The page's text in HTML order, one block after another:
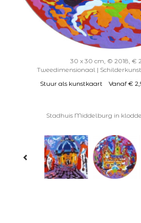
30 x 30 cm, © 2018, €
Tweedimensionaal |
Stuur als kunstkaart Vanaf €
Stadhuis Middelburg in